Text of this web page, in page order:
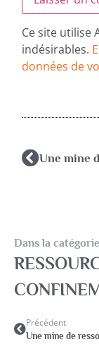
Ce site utilise
indésirables.
données de
Dans la catégorie
Précédent